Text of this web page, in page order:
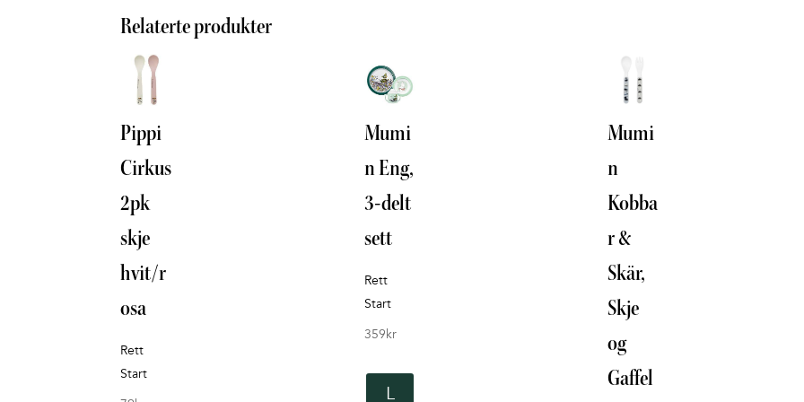
Relaterte produkter
Pippi
Cirkus
2pk
skje
hvit/r
osa
Rett
Start
Mumi
n Eng,
3-delt
sett
Rett
Start
359kr
L
Mumi
n
Kobba
r &
Skär,
Skje
og
Gaffel